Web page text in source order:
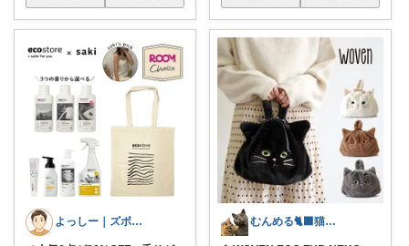
よっしー｜ズボラでもおしゃれに整えたい むんめる🐈‍⬛猫と快適ライフ🐈朝コレ